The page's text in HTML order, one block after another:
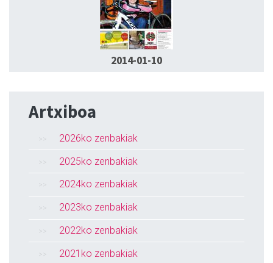
2014-01-10
Artxiboa
2026ko zenbakiak
2025ko zenbakiak
2024ko zenbakiak
2023ko zenbakiak
2022ko zenbakiak
2021ko zenbakiak